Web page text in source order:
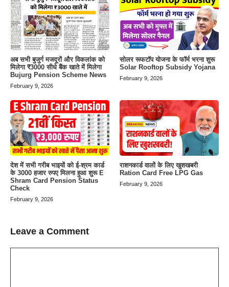
अब सभी बुजुर्ग मजदूरों और विकलांक को
मिलेगा ₹3000 सीधे बैंक खाते में मिलेगा
Bujurg Pension Scheme News
February 9, 2026
सोलर रूफटॉप योजना के फॉर्म भरना शुरू
Solar Rooftop Subsidy Yojana
February 9, 2026
देश में सभी गरीब भाइयों को ई-श्रम कार्ड
के 3000 हजार रुपए मिलना हुआ शुरू E
Shram Card Pension Status
Check
February 9, 2026
राशनकार्ड वालों के लिए खुशखबरी
Ration Card Free LPG Gas
February 9, 2026
Leave a Comment